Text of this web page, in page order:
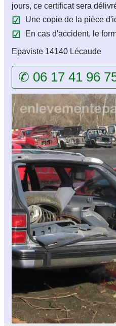
jours, ce certificat sera
Une copie de la pièce
En cas d'accident, le
Epaviste 14140 Lécaude
✆ 06 17 41 96